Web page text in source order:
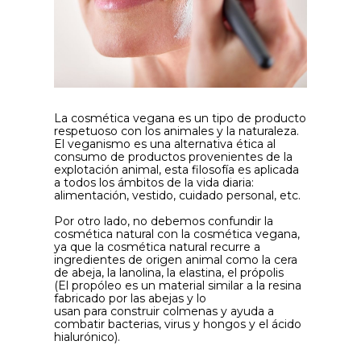
La cosmética vegana es un tipo de producto
respetuoso con los animales y la naturaleza.
El veganismo es una alternativa ética al
consumo de productos provenientes de la
explotación animal, esta filosofía es aplicada
a todos los ámbitos de la vida diaria:
alimentación, vestido, cuidado personal, etc.
Por otro lado, no debemos confundir la
cosmética natural con la cosmética vegana,
ya que la cosmética natural recurre a
ingredientes de origen animal como la cera
de abeja, la lanolina, la elastina, el própolis
(El propóleo es un material similar a la resina
fabricado por las abejas y lo
usan para construir colmenas y ayuda a
combatir bacterias, virus y hongos y el ácido
hialurónico).